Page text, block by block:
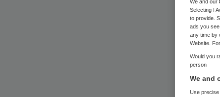
We and our
Selecting I
to provide.
ads you
any time by
Website.
Would you
person
We and
Use precise